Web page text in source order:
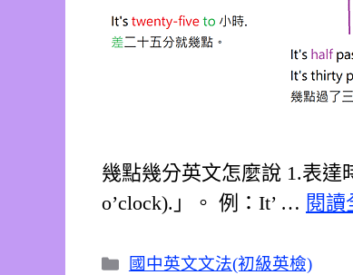
幾點幾分英文怎麼說 1.表達
o’clock).」。 例：It’ … 閱讀
分
國中英文文法(初級英檢)